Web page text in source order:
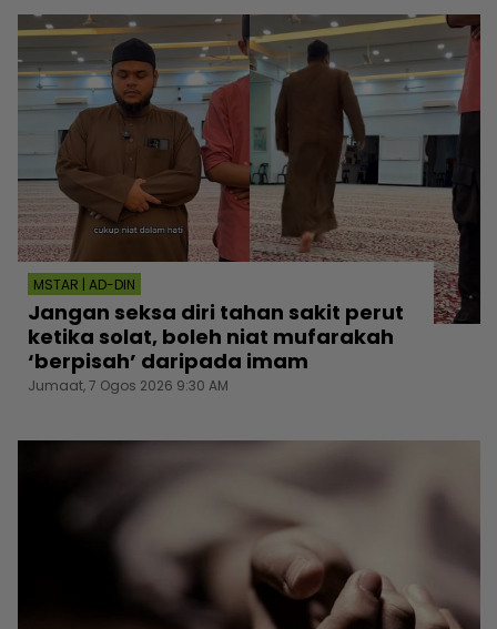
MSTAR | AD-DIN
Jangan seksa diri tahan sakit perut
ketika solat, boleh niat mufarakah
‘berpisah’ daripada imam
Jumaat, 7 Ogos 2026 9:30 AM